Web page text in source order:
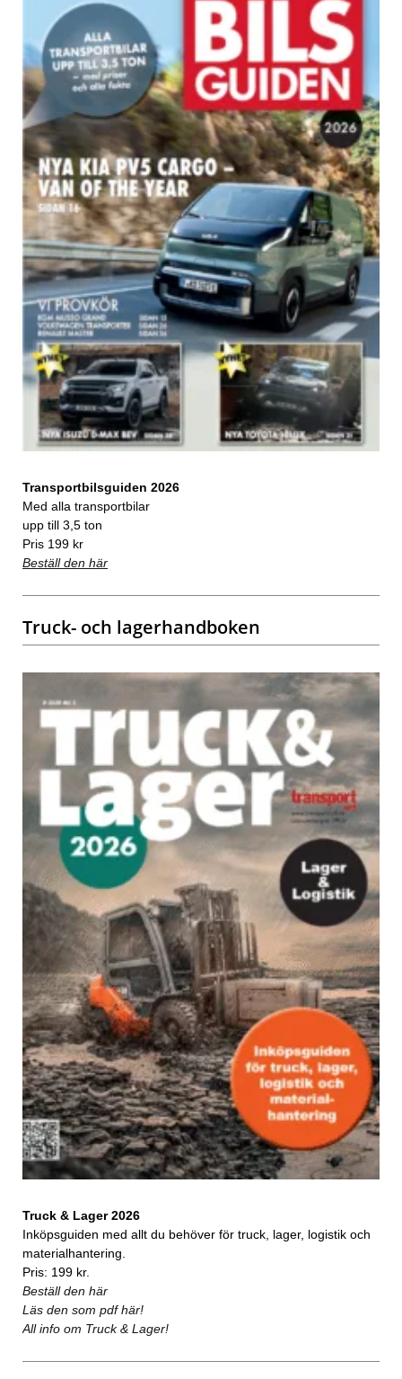
Transportbilsguiden 2026
Med alla transportbilar
upp till 3,5 ton
Pris 199 kr
Beställ den här
Truck- och lagerhandboken
Truck & Lager 2026
Inköpsguiden med allt du behöver för truck, lager, logistik och
materialhantering.
Pris: 199 kr.
Beställ den här
Läs den som pdf här!
All info om Truck & Lager!